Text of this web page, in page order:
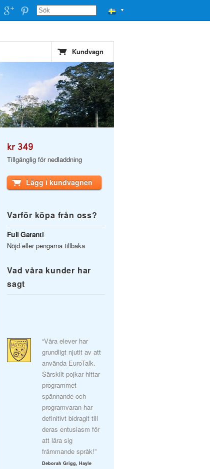
▼
Kundvagn
kr 349
Tillgänglig för nedladdning
Lägg i kundvagnen
Varför köpa från oss?
Full Garanti
Nöjd eller pengarna tillbaka
Vad våra kunder har
sagt
“Våra elever har
grundligt njutit av att
använda EuroTalk.
Särskilt pojkar hittar
programmet
spännande och
programvaran har
definitivt bidragit till
deras entusiasm för
att lära sig
främmande språk!”
Deborah Grigg, Hayle